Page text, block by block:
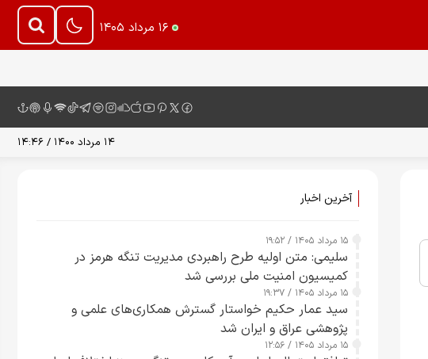
۱۶ مرداد ۱۴۰۵
۱۴ مرداد ۱۴۰۰ / ۱۴:۴۶
آخرین اخبار
۱۵ مرداد ۱۴۰۵ / ۱۹:۵۲
سلیمی: متن اولیه طرح راهبردی مدیریت تنگه هرمز در
کمیسیون امنیت ملی بررسی شد
۱۵ مرداد ۱۴۰۵ / ۱۹:۳۷
سید عمار حکیم خواستار گسترش همکاری‌های علمی و
پژوهشی عراق و ایران شد
۱۵ مرداد ۱۴۰۵ / ۱۲:۵۶